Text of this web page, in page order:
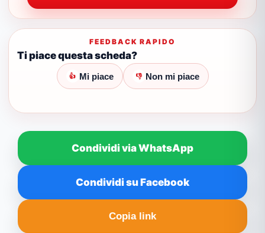
FEEDBACK RAPIDO
Ti piace questa scheda?
👍 Mi piace 👎 Non mi piace
Condividi via WhatsApp
Condividi su Facebook
Copia link